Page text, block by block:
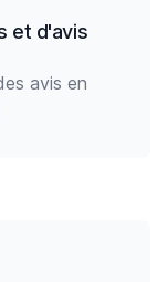
et d'avis
avis en